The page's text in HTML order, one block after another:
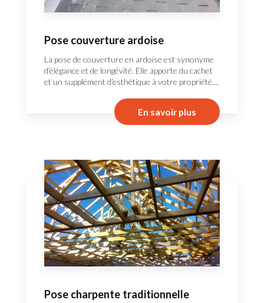
Pose couverture ardoise
La pose de couverture en ardoise est synonyme
d’élégance et de longévité. Elle apporte du cachet
et un supplément d’esthétique à votre propriété....
En savoir plus
Pose charpente traditionnelle